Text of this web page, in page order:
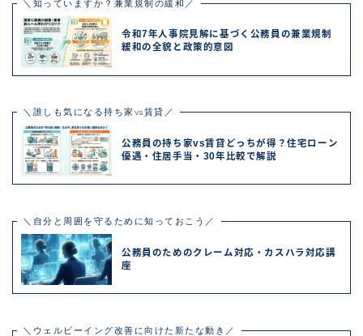
＼知っていますか？兼業規制の緩和／
令和7年人事院見解に基づく公務員の兼業規制
緩和の全貌と政策的意図
＼誰しも気になる持ち家vs賃貸／
公務員の持ち家vs賃貸どっちが得？住宅ローン
優遇・住居手当・30年比較で解説
＼自分と周囲を守るために知っておこう／
公務員のためのクレーム対応・カスハラ対応講
座
＼ウェルビーイング改善に向けた新たな動き／